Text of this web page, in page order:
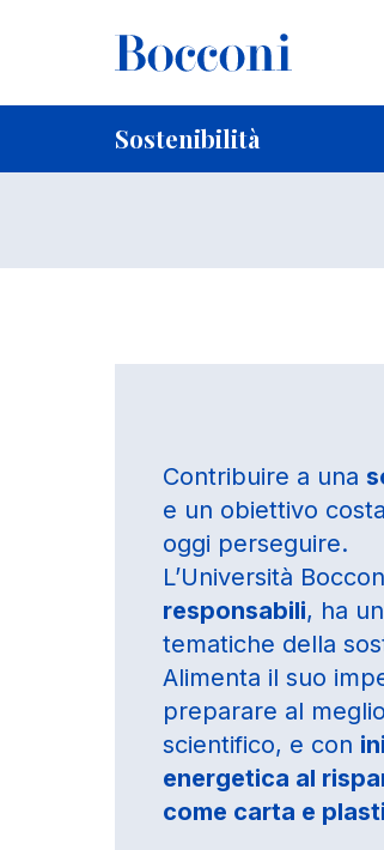
Sostenibilità
Briciole di pane
Home Sostenibilità
Contribuire a una
e un obiettivo
oggi perseguire.
L’Università
responsabili, ha
tematiche della
Alimenta il suo
preparare al
scientifico, e con
energetica al
come carta e